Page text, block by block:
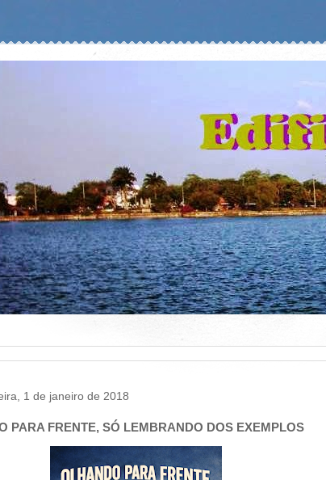
1 de janeiro de 2018
PARA FRENTE, SÓ LEMBRANDO DOS EXEMPLOS